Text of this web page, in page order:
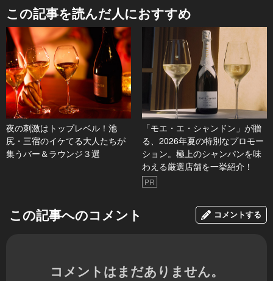
この記事を読んだ人におすすめ
夜の刺激はトップレベル！池
尻・三宿のイケてる大人たちが
集うバー＆ラウンジ３選
「モエ・エ・シャンドン」が贈
る、2026年夏の特別なプロモー
ション。極上のシャンパンを味
わえる厳選店舗を一挙紹介！
PR
この記事へのコメント コメントする
コメントはまだありません。